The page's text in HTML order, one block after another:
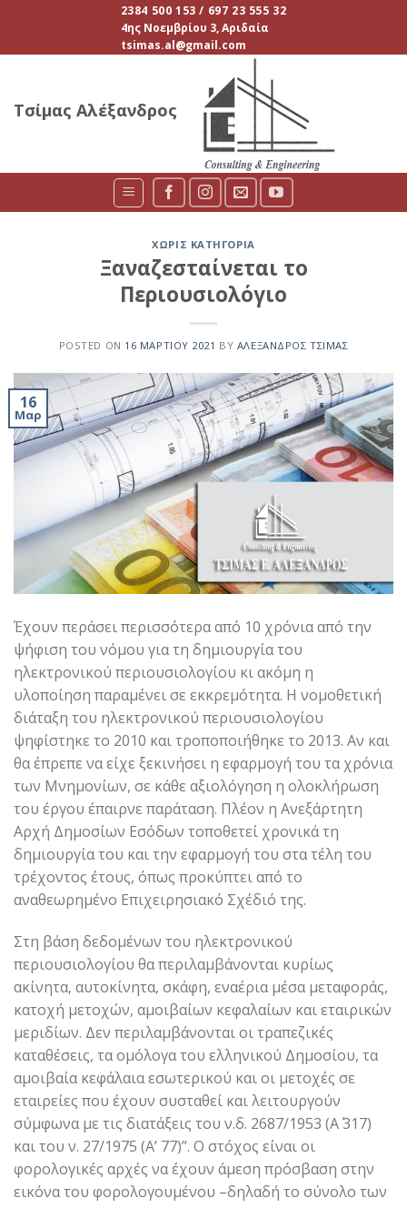
content
2384 500 153 / 697 23 555 32
4ης Νοεμβρίου 3, Αριδαία
tsimas.al@gmail.com
Τσίμας Αλέξανδρος
ΧΩΡΊΣ ΚΑΤΗΓΟΡΊΑ
Ξαναζεσταίνεται το
Περιουσιολόγιο
POSTED ON 16 ΜΑΡΤΊΟΥ 2021 BY ΑΛΈΞΑΝΔΡΟΣ ΤΣΊΜΑΣ
16
Μαρ
Έχουν περάσει περισσότερα από 10 χρόνια από την
ψήφιση του νόμου για τη δημιουργία του
ηλεκτρονικού περιουσιολογίου κι ακόμη η
υλοποίηση παραμένει σε εκκρεμότητα. Η νομοθετική
διάταξη του ηλεκτρονικού περιουσιολογίου
ψηφίστηκε το 2010 και τροποποιήθηκε το 2013. Αν και
θα έπρεπε να είχε ξεκινήσει η εφαρμογή του τα χρόνια
των Μνημονίων, σε κάθε αξιολόγηση η ολοκλήρωση
του έργου έπαιρνε παράταση. Πλέον η Ανεξάρτητη
Αρχή Δημοσίων Εσόδων τοποθετεί χρονικά τη
δημιουργία του και την εφαρμογή του στα τέλη του
τρέχοντος έτους, όπως προκύπτει από το
αναθεωρημένο Επιχειρησιακό Σχέδιό της.
Στη βάση δεδομένων του ηλεκτρονικού
περιουσιολογίου θα περιλαμβάνονται κυρίως
ακίνητα, αυτοκίνητα, σκάφη, εναέρια μέσα μεταφοράς,
κατοχή μετοχών, αμοιβαίων κεφαλαίων και εταιρικών
μεριδίων. Δεν περιλαμβάνονται οι τραπεζικές
καταθέσεις, τα ομόλογα του ελληνικού Δημοσίου, τα
αμοιβαία κεφάλαια εσωτερικού και οι μετοχές σε
εταιρείες που έχουν συσταθεί και λειτουργούν
σύμφωνα με τις διατάξεις του ν.δ. 2687/1953 (Α΄ 317)
και του ν. 27/1975 (Α’ 77)”. Ο στόχος είναι οι
φορολογικές αρχές να έχουν άμεση πρόσβαση στην
εικόνα του φορολογουμένου –δηλαδή το σύνολο των